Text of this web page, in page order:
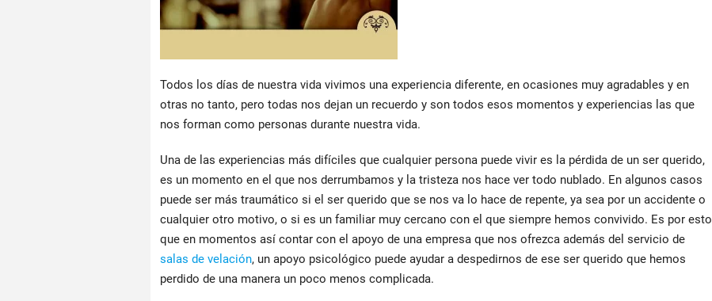
Todos los días de nuestra vida vivimos una experiencia diferente, en ocasiones muy agradables y en
otras no tanto, pero todas nos dejan un recuerdo y son todos esos momentos y experiencias las que
nos forman como personas durante nuestra vida.
Una de las experiencias más difíciles que cualquier persona puede vivir es la pérdida de un ser querido,
es un momento en el que nos derrumbamos y la tristeza nos hace ver todo nublado. En algunos casos
puede ser más traumático si el ser querido que se nos va lo hace de repente, ya sea por un accidente o
cualquier otro motivo, o si es un familiar muy cercano con el que siempre hemos convivido. Es por esto
que en momentos así contar con el apoyo de una empresa que nos ofrezca además del servicio de
salas de velación, un apoyo psicológico puede ayudar a despedirnos de ese ser querido que hemos
perdido de una manera un poco menos complicada.